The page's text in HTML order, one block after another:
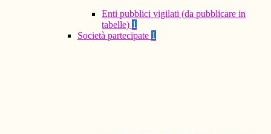
Enti pubblici vigilati (da pubblicare in
tabelle) 1
Società partecipate 1